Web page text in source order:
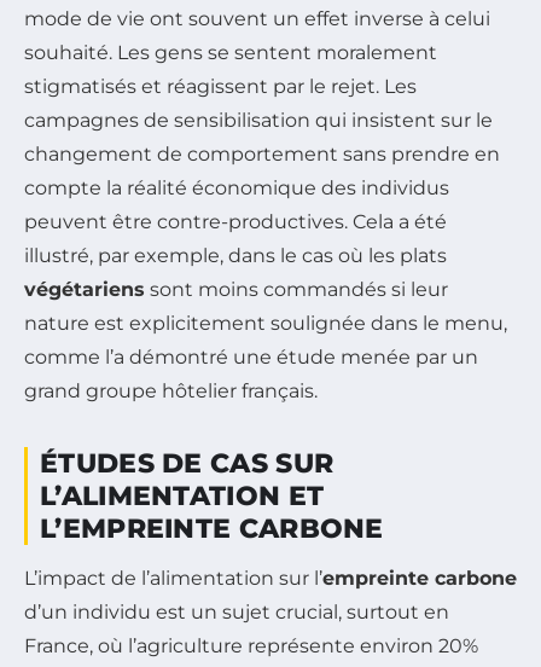
mode de vie ont souvent un effet inverse à celui
souhaité. Les gens se sentent moralement
stigmatisés et réagissent par le rejet. Les
campagnes de sensibilisation qui insistent sur le
changement de comportement sans prendre en
compte la réalité économique des individus
peuvent être contre-productives. Cela a été
illustré, par exemple, dans le cas où les plats
végétariens sont moins commandés si leur
nature est explicitement soulignée dans le menu,
comme l’a démontré une étude menée par un
grand groupe hôtelier français.
ÉTUDES DE CAS SUR
L’ALIMENTATION ET
L’EMPREINTE CARBONE
L’impact de l’alimentation sur l’empreinte carbone
d’un individu est un sujet crucial, surtout en
France, où l’agriculture représente environ 20%